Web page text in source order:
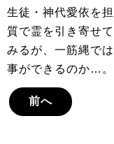
生徒・神代愛依を
質で霊を引き寄せ
みるが、一筋縄で
事ができるのか…。
前へ